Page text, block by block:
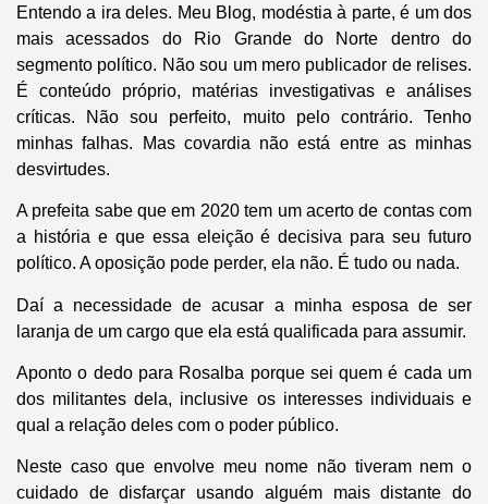
Entendo a ira deles. Meu Blog, modéstia à parte, é um dos
mais acessados do Rio Grande do Norte dentro do
segmento político. Não sou um mero publicador de relises.
É conteúdo próprio, matérias investigativas e análises
críticas. Não sou perfeito, muito pelo contrário. Tenho
minhas falhas. Mas covardia não está entre as minhas
desvirtudes.
A prefeita sabe que em 2020 tem um acerto de contas com
a história e que essa eleição é decisiva para seu futuro
político. A oposição pode perder, ela não. É tudo ou nada.
Daí a necessidade de acusar a minha esposa de ser
laranja de um cargo que ela está qualificada para assumir.
Aponto o dedo para Rosalba porque sei quem é cada um
dos militantes dela, inclusive os interesses individuais e
qual a relação deles com o poder público.
Neste caso que envolve meu nome não tiveram nem o
cuidado de disfarçar usando alguém mais distante do